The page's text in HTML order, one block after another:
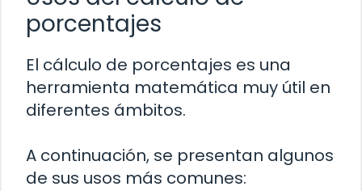
porcentajes
El cálculo de porcentajes es una
herramienta matemática muy útil en
diferentes ámbitos.
A continuación, se presentan algunos
de sus usos más comunes: